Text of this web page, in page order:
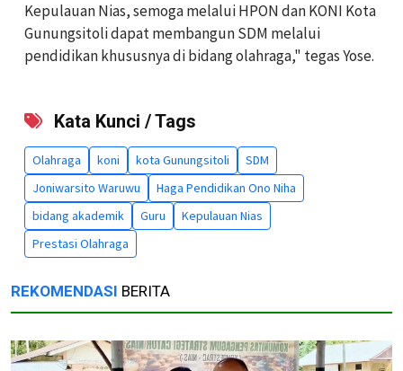
Kepulauan Nias, semoga melalui HPON dan KONI Kota
Gunungsitoli dapat membangun SDM melalui
pendidikan khususnya di bidang olahraga," tegas Yose.
Kata Kunci / Tags
Olahraga koni kota Gunungsitoli
SDM
Joniwarsito Waruwu
Haga Pendidikan Ono Niha
bidang akademik
Guru
Kepulauan Nias
Prestasi Olahraga
REKOMENDASI BERITA